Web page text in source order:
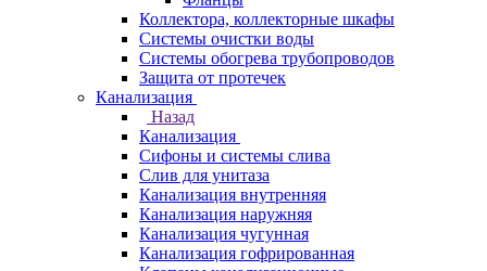
Коллектора, коллекторные шкафы
Системы очистки воды
Системы обогрева трубопроводов
Защита от протечек
Канализация
Назад
Канализация
Сифоны и системы слива
Слив для унитаза
Канализация внутренняя
Канализация наружняя
Канализация чугунная
Канализация гофрированная